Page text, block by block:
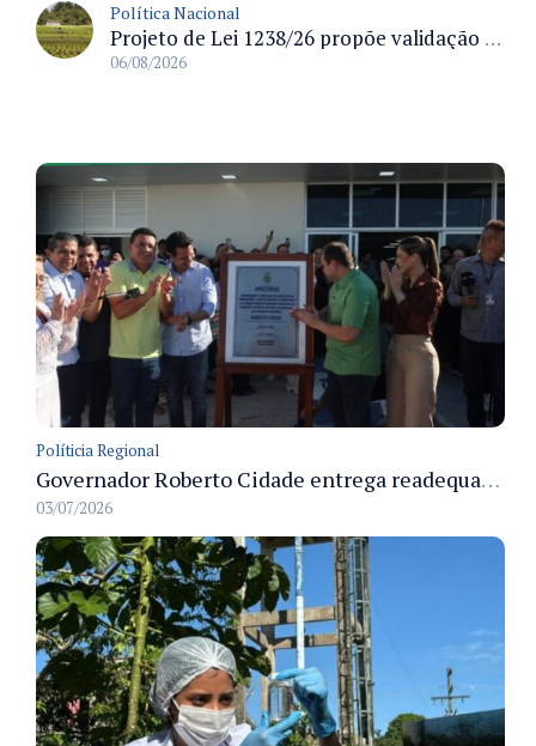
Política Nacional
Projeto de Lei 1238/26 propõe validação automática do Cadastro Ambiental Rural para imóveis de até quatro módulos fiscais
06/08/2026
Políticia Regional
Governador Roberto Cidade entrega readequação do ambulatório da FCecon e amplia capacidade de atendimento oncológico em Manaus
03/07/2026